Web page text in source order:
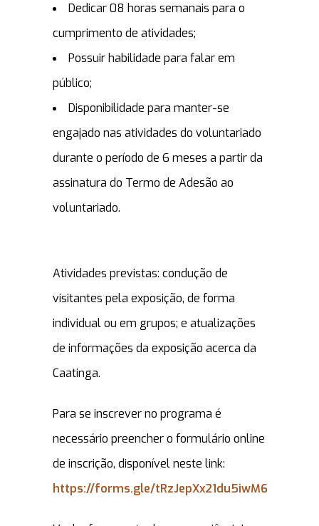
Dedicar 08 horas semanais para o
cumprimento de atividades;
Possuir habilidade para falar em
público;
Disponibilidade para manter-se
engajado nas atividades do voluntariado
durante o período de 6 meses a partir da
assinatura do Termo de Adesão ao
voluntariado.
Atividades previstas: condução de
visitantes pela exposição, de forma
individual ou em grupos; e atualizações
de informações da exposição acerca da
Caatinga.
Para se inscrever no programa é
necessário preencher o formulário online
de inscrição, disponível neste link:
https://forms.gle/tRzJepXx21du5iwM6